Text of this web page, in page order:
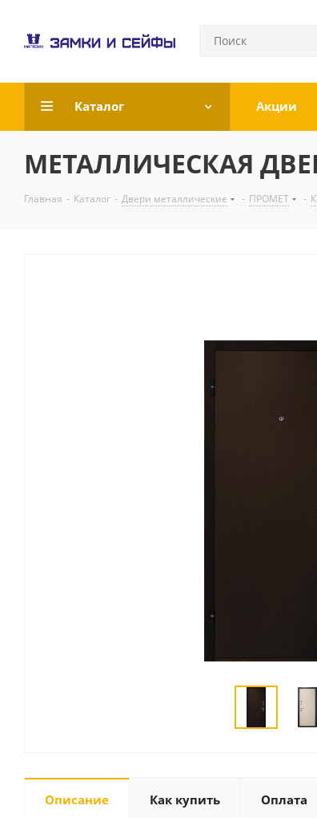
Каталог Акции
МЕТАЛЛИЧЕСКАЯ
Главная - Каталог - Двери металлические - ПРОМЕТ -
Описание Как купить Оплата